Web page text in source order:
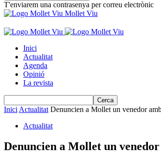
T'enviarem una contrasenya per correu electrònic
Mollet Viu
Inici
Actualitat
Agenda
Opinió
La revista
Inici Actualitat Denuncien a Mollet un venedor
Actualitat
Denuncien a Mollet un